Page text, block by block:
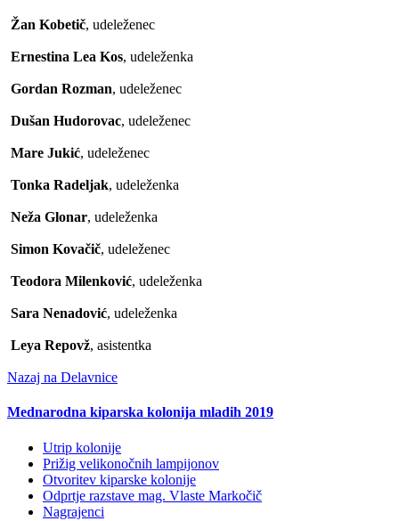
Žan Kobetič, udeleženec
Ernestina Lea Kos, udeleženka
Gordan Rozman, udeleženec
Dušan Hudorovac, udeleženec
Mare Jukić, udeleženec
Tonka Radeljak, udeleženka
Neža Glonar, udeleženka
Simon Kovačič, udeleženec
Teodora Milenković, udeleženka
Sara Nenadović, udeleženka
Leya Repovž, asistentka
Nazaj na Delavnice
Mednarodna kiparska kolonija mladih 2019
Utrip kolonije
Prižig velikonočnih lampijonov
Otvoritev kiparske kolonije
Odprtje razstave mag. Vlaste Markočič
Nagrajenci